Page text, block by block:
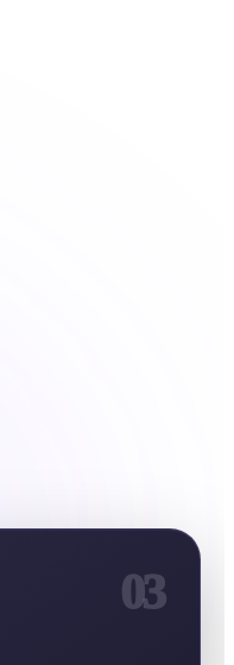
03